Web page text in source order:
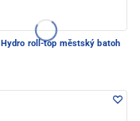
Hydro roll-top městský batoh